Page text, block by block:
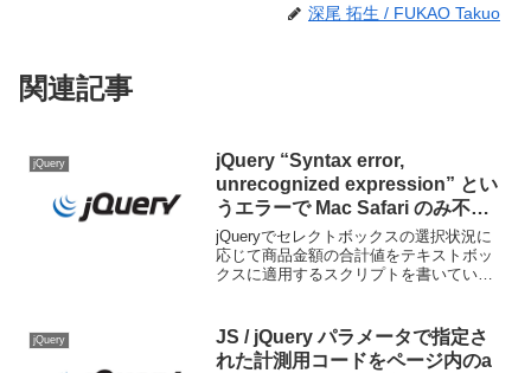
深尾 拓生 / FUKAO Takuo
関連記事
jQuery
jQuery “Syntax error,
unrecognized expression” とい
うエラーで Mac Safari のみ不具
合が出る原因と対処法
jQueryでセレクトボックスの選択状況に
応じて商品金額の合計値をテキストボッ
クスに適用するスクリプトを書いていた
ました。エラー確認エラ...
jQuery
JS / jQuery パラメータで指定さ
れた計測用コードをページ内のa